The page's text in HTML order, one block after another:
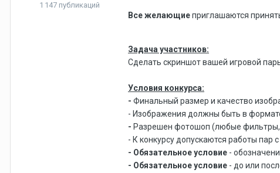
1 147 публикаций
Все желающиеприглашаются
Задача участников:
Сделать скриншот вашей игровой
Условия конкурса:
- Финальный размер и качество
- Изображения должны быть в
- Разрешен фотошоп (любые фильтры,
- К конкурсу допускаются работы пар с
- Обязательное условие -
- Обязательное условие - до или